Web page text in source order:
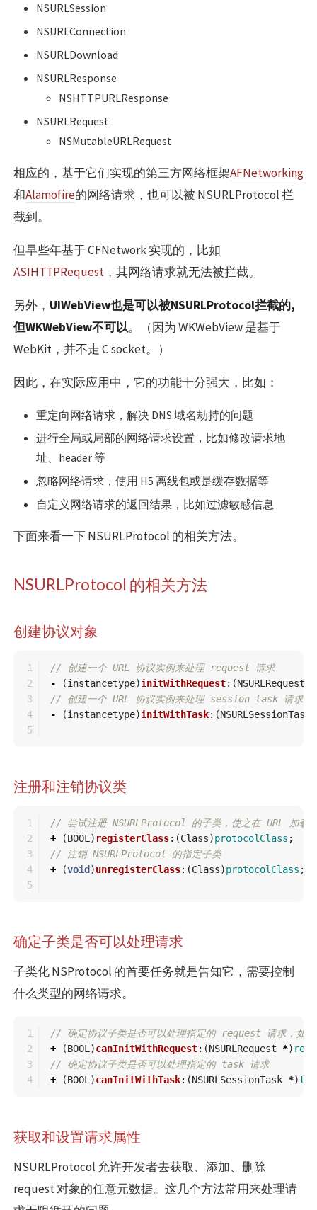
NSURLSession
NSURLConnection
NSURLDownload
NSURLResponse
NSHTTPURLResponse
NSURLRequest
NSMutableURLRequest
相应的，基于它们实现的第三方网络框架AFNetworking
和Alamofire的网络请求，也可以被 NSURLProtocol 拦
截到。
但早些年基于 CFNetwork 实现的，比如
ASIHTTPRequest ，其网络请求就无法被拦截。
另外， UIWebView也是可以被NSURLProtocol拦截的,
但WKWebView不可以。（因为 WKWebView 是基于
WebKit，并不走 C socket。）
因此，在实际应用中，它的功能十分强大，比如：
重定向网络请求，解决 DNS 域名劫持的问题
进行全局或局部的网络请求设置，比如修改请求地
址、header 等
忽略网络请求，使用 H5 离线包或是缓存数据等
自定义网络请求的返回结果，比如过滤敏感信息
下面来看一下 NSURLProtocol 的相关方法。
NSURLProtocol 的相关方法
创建协议对象
1
2
3
4
// 创建一个 URL 协议实例来处理 request 请求
-
(instancetype)initWithRequest:(NSURLRequest
// 创建一个 URL 协议实例来处理 session task 请求
-
(instancetype)initWithTask:(NSURLSessionTask
注册和注销协议类
1
2
3
4
// 尝试注册 NSURLProtocol 的子类，使之在 URL 加载
+
(BOOL ) registerClass:(Class)protocolClass ;
// 注销 NSURLProtocol 的指定子类
+
(void )unregisterClass:(Class)protocolClass ;
确定子类是否可以处理请求
子类化 NSProtocol 的首要任务就是告知它，需要控制
什么类型的网络请求。
1
2
3
// 确定协议子类是否可以处理指定的 request 请求，如
+
(BOOL)canInitWithRequest:(NSURLRequest *)
// 确定协议子类是否可以处理指定的 task 请求
+
(BOOL)canInitWithTask:(NSURLSessionTask *)
获取和设置请求属性
NSURLProtocol 允许开发者去获取、添加、删除
request 对象的任意元数据。这几个方法常用来处理请